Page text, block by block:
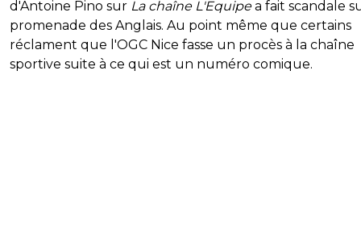
d'Antoine Pino sur La chaîne L'Equipea fait scandale
promenade des Anglais. Au point même que certains
réclament que l'OGC Nice fasse un procès à la chaîne
sportive suite à ce qui est un numéro comique.